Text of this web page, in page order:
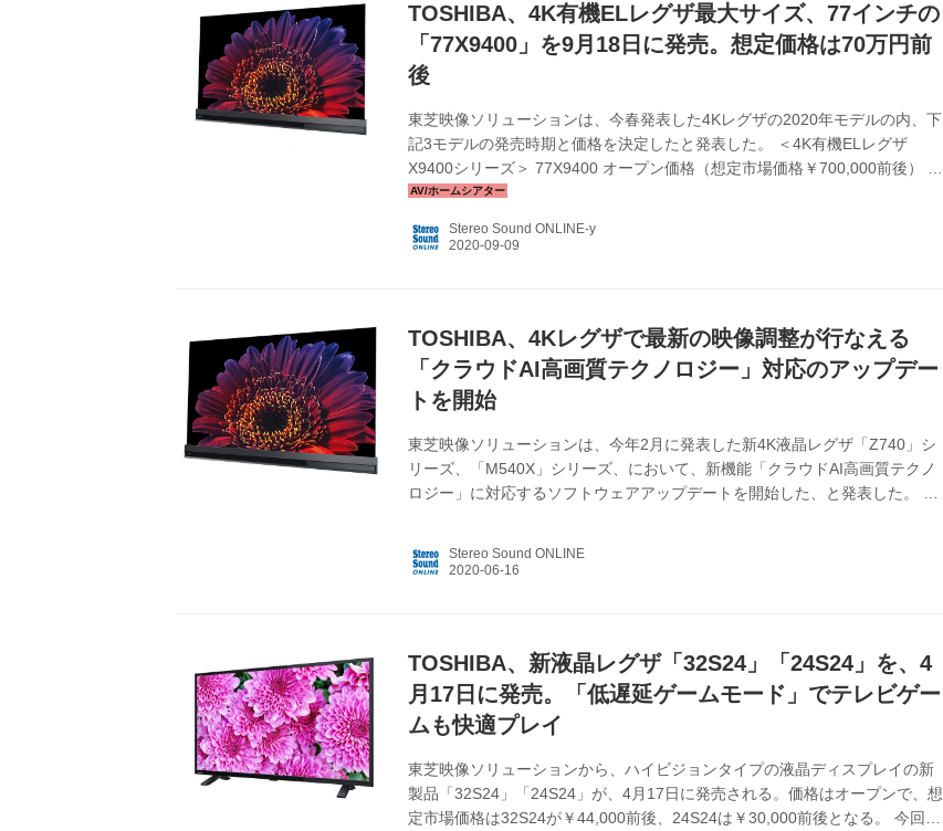
TOSHIBA、4K有機ELレグザ最大サイズ、77インチの
「77X9400」を9月18日に発売。想定価格は70万円前
後
東芝映像ソリューションは、今春発表した4Kレグザの2020年モデルの内、下
記3モデルの発売時期と価格を決定したと発表した。 ＜4K有機ELレグザ
X9400シリーズ＞ 77X9400 オープン価格（想定市場価格￥700,000前後） 9
月18日発売 48X9400 オープン価格 2021年春 ＜4K液晶レグザZ740シリーズ
記事 X9400/TOP｜テレビ｜REGZA：東芝 東芝のテレビREGZA〈レグザ〉の
Stereo Sound ONLINE-y
TOSHIBA、4Kレグザで最新の映像調整が行なえる
「クラウドAI高画質テクノロジー」対応のアップデー
トを開始
東芝映像ソリューションは、今年2月に発表した新4K液晶レグザ「Z740」シ
リーズ、「M540X」シリーズ、において、新機能「クラウドAI高画質テクノ
ロジー」に対応するソフトウェアアップデートを開始した、と発表した。 こ
というもの。 関連記事 アップデートは、放送ダウンロードと、サーバーダウ
Stereo Sound ONLINE
TOSHIBA、新液晶レグザ「32S24」「24S24」を、4
月17日に発売。「低遅延ゲームモード」でテレビゲー
ムも快適プレイ
東芝映像ソリューションから、ハイビジョンタイプの液晶ディスプレイの新
製品「32S24」「24S24」が、4月17日に発売される。価格はオープンで、想
定市場価格は32S24が￥44,000前後、24S24は￥30,000前後となる。 今回発